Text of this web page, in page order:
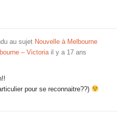
au sujet Nouvelle à Melbourne
– Victoria il y a 17 ans
pour se reconnaitre??)